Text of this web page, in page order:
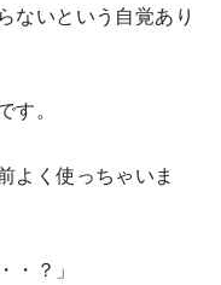
ないという自覚あり
。
よく使っちゃいま
・？」